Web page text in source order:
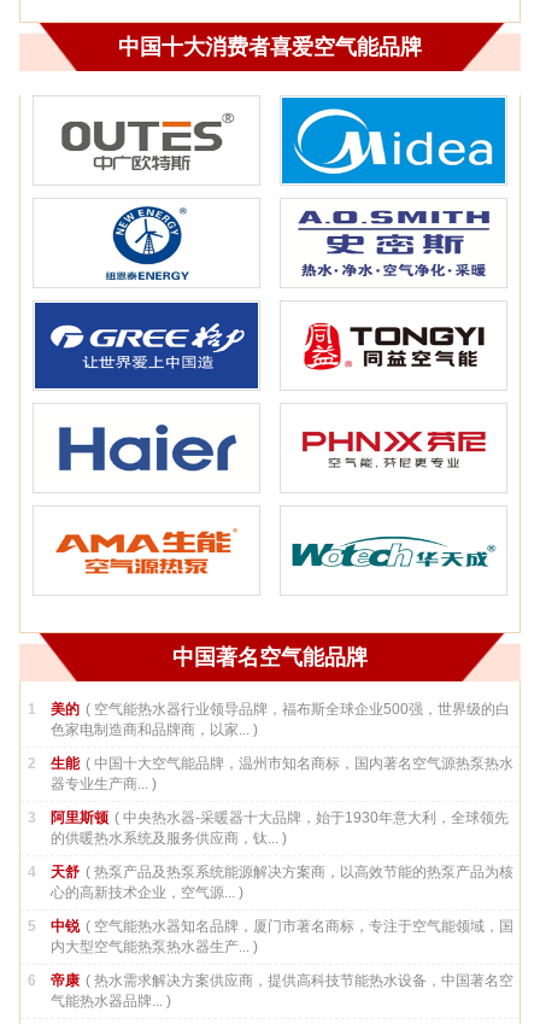
中国十大消费者喜爱空气能品牌
中国著名空气能品牌
1 美的 ( 空气能热水器行业领导品牌，福布斯全球企业500强，世界级的白
色家电制造商和品牌商，以家... )
2
生能 ( 中国十大空气能品牌，温州市知名商标，国内著名空气源热泵热水
器专业生产商... )
3
阿里斯顿 ( 中央热水器-采暖器十大品牌，始于1930年意大利，全球领先
的供暖热水系统及服务供应商，钛... )
4
天舒 ( 热泵产品及热泵系统能源解决方案商，以高效节能的热泵产品为核
心的高新技术企业，空气源... )
5
中锐 ( 空气能热水器知名品牌，厦门市著名商标，专注于空气能领域，国
内大型空气能热泵热水器生产... )
6
帝康 ( 热水需求解决方案供应商，提供高科技节能热水设备，中国著名空
气能热水器品牌... )